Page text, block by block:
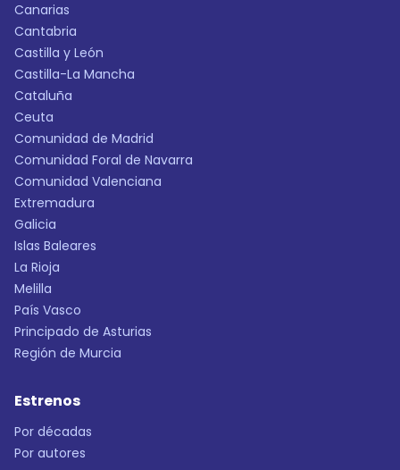
Canarias
Cantabria
Castilla y León
Castilla-La Mancha
Cataluña
Ceuta
Comunidad de Madrid
Comunidad Foral de Navarra
Comunidad Valenciana
Extremadura
Galicia
Islas Baleares
La Rioja
Melilla
País Vasco
Principado de Asturias
Región de Murcia
Estrenos
Por décadas
Por autores